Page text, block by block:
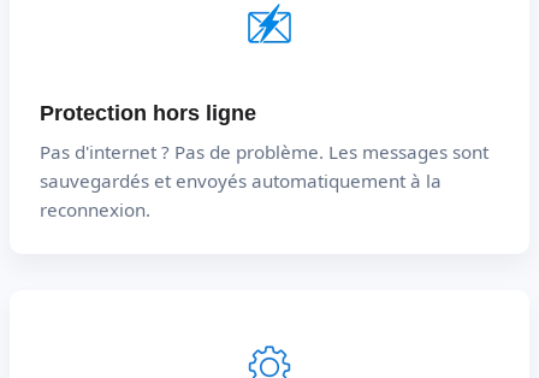
Protection hors ligne
Pas d'internet ? Pas de problème. Les messages sont
sauvegardés et envoyés automatiquement à la
reconnexion.